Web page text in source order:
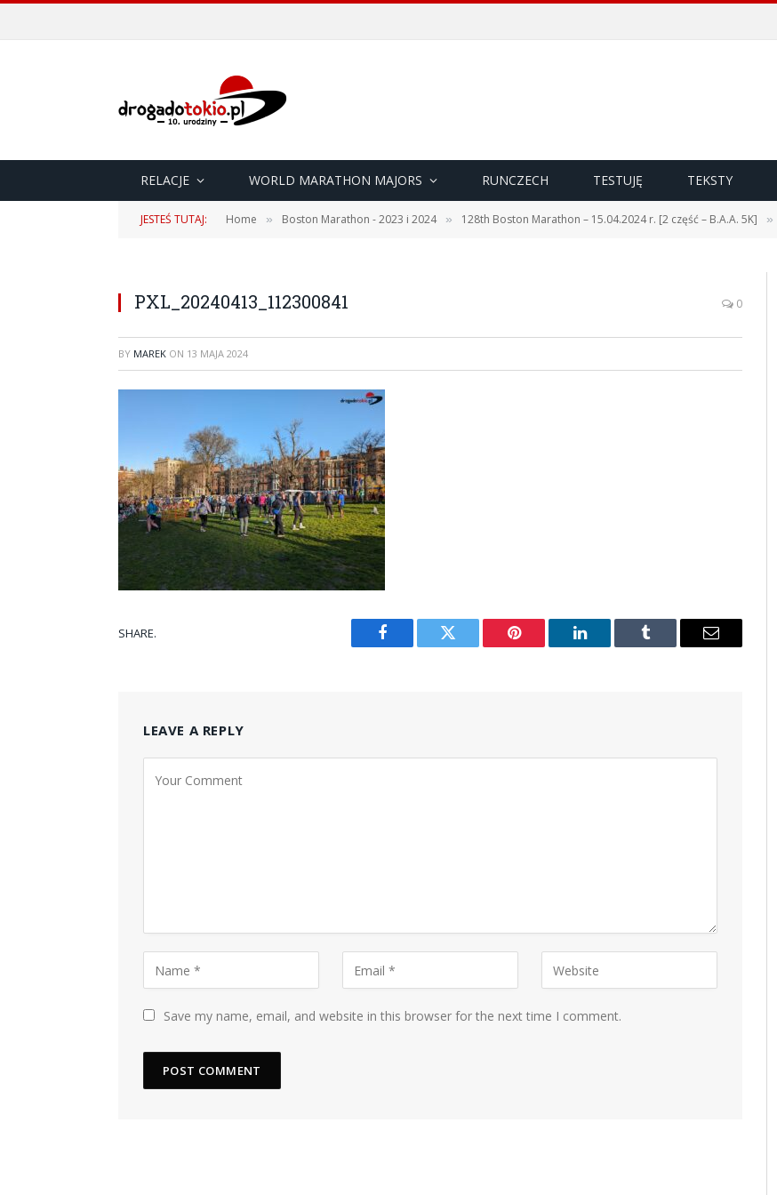
RELACJE WORLD MARATHON MAJORS RUNCZECH TESTUJĘ TEKSTY
JESTEŚ TUTAJ: Home » Boston Marathon - 2023 i 2024 » 128th Boston Marathon – 15.04.2024 r. [2 część – B.A.A. 5K] »
PXL_20240413_112300841 0
BY MAREK ON 13 MAJA 2024
SHARE.
Facebook Twitter Pinterest LinkedIn Tumblr Email
LEAVE A REPLY
Save my name, email, and website in this browser for the next time I comment.